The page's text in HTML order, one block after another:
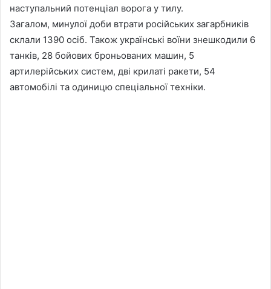
наступальний потенціал ворога у тилу.
Загалом, минулої доби втрати російських загарбників
склали 1390 осіб. Також українські воїни знешкодили 6
танків, 28 бойових броньованих машин, 5
артилерійських систем, дві крилаті ракети, 54
автомобілі та одиницю спеціальної техніки.